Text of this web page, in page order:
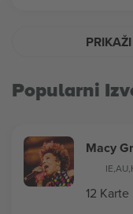
Popularni
Macy
IE,AU,
12 Karte